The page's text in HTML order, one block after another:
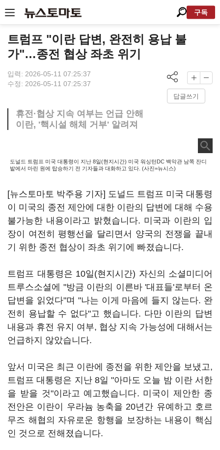
구독
트럼프 "이란 답변, 완전히 용납 불
가"…종전 협상 좌초 위기
입력: 2026-05-11 07:25:37
수정: 2026-05-11 07:25:37
답글쓰기
휴전·협상 지속 여부는 언급 안해
이란, '핵시설 해체 거부' 알려져
도널드 트럼프 미국 대통령이 지난 8일(현지시간) 미국 워싱턴DC 백악관 남쪽 잔디
밭에서 마린 원에 탑승하기 전 기자들과 대화하고 있다. (사진=뉴시스)
[뉴스토마토 박주용 기자] 도널드 트럼프 미국 대통령
이 미국의 종전 제안에 대한 이란의 답변에 대해 수용
불가능한 내용이라고 밝혔습니다. 미국과 이란의 입
장이 여전히 평행선을 달리면서 양국의 전쟁을 끝내
기 위한 종전 협상이 좌초 위기에 빠졌습니다.
트럼프 대통령은 10일(현지시간) 자신의 소셜미디어
트루스소셜에 "방금 이란의 이른바 '대표들'로부터 온
답변을 읽었다"며 "나는 이게 마음에 들지 않는다. 완
전히 용납할 수 없다"고 했습니다. 다만 이란의 답변
내용과 휴전 유지 여부, 협상 지속 가능성에 대해서는
언급하지 않았습니다.
앞서 미국은 최근 이란에 종전을 위한 제안을 보냈고,
트럼프 대통령은 지난 8일 "아마도 오늘 밤 이란 서한
을 받을 것"이라고 예고했습니다. 미국이 제안한 종
전안은 이란이 우라늄 농축을 20년간 유예하고 호르
무즈 해협의 자유로운 항행을 보장하는 내용이 핵심
인 것으로 전해졌습니다.